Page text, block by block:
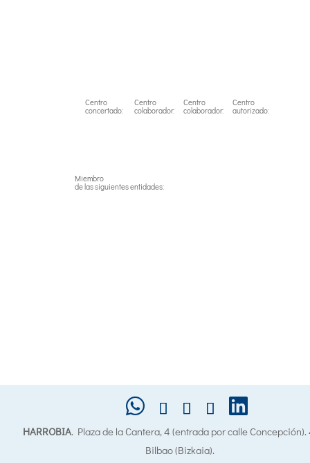
Centro
concertado:
Centro
colaborador:
Centro
colaborador:
Centro
autorizado:
Miembro
de las siguientes entidades:
HARROBIA. Plaza de la Cantera, 4 (entrada por calle
Bilbao (Bizkaia).